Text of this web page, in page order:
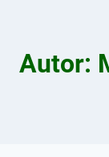
Autor: